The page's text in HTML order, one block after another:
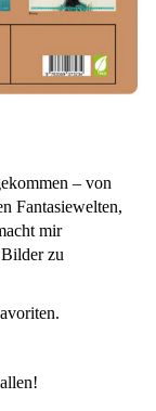
– von
Fantasiewelten,
mir
zu